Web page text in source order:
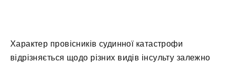
Характер провісників судинної катастрофи
відрізняється щодо різних видів інсульту залежно